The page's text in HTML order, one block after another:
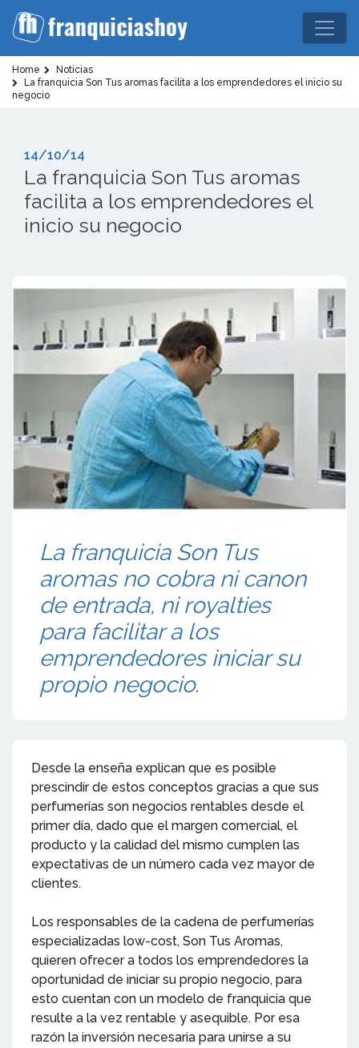
Home
Noticias
La franquicia Son Tus aromas facilita a los emprendedores el inicio su
negocio
14/10/14
La franquicia Son Tus aromas
facilita a los emprendedores el
inicio su negocio
La franquicia Son Tus
aromas no cobra ni canon
de entrada, ni royalties
para facilitar a los
emprendedores iniciar su
propio negocio.
Desde la enseña explican que es posible
prescindir de estos conceptos gracias a que sus
perfumerías son negocios rentables desde el
primer día, dado que el margen comercial, el
producto y la calidad del mismo cumplen las
expectativas de un número cada vez mayor de
clientes.
Los responsables de la cadena de perfumerías
especializadas low-cost, Son Tus Aromas,
quieren ofrecer a todos los emprendedores la
oportunidad de iniciar su propio negocio, para
esto cuentan con un modelo de franquicia que
resulte a la vez rentable y asequible. Por esa
razón la inversión necesaria para unirse a su